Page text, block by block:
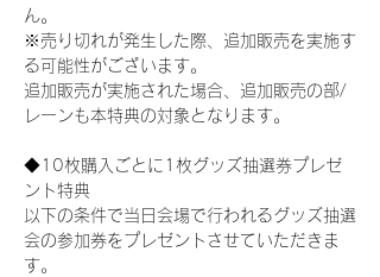
ん。
※売り切れが発生した際、追加販売を実施す
る可能性がございます。
追加販売が実施された場合、追加販売の部/
レーンも本特典の対象となります。
◆10枚購入ごとに1枚グッズ抽選券プレゼ
ント特典
以下の条件で当日会場で行われるグッズ抽選
会の参加券をプレゼントさせていただきま
す。